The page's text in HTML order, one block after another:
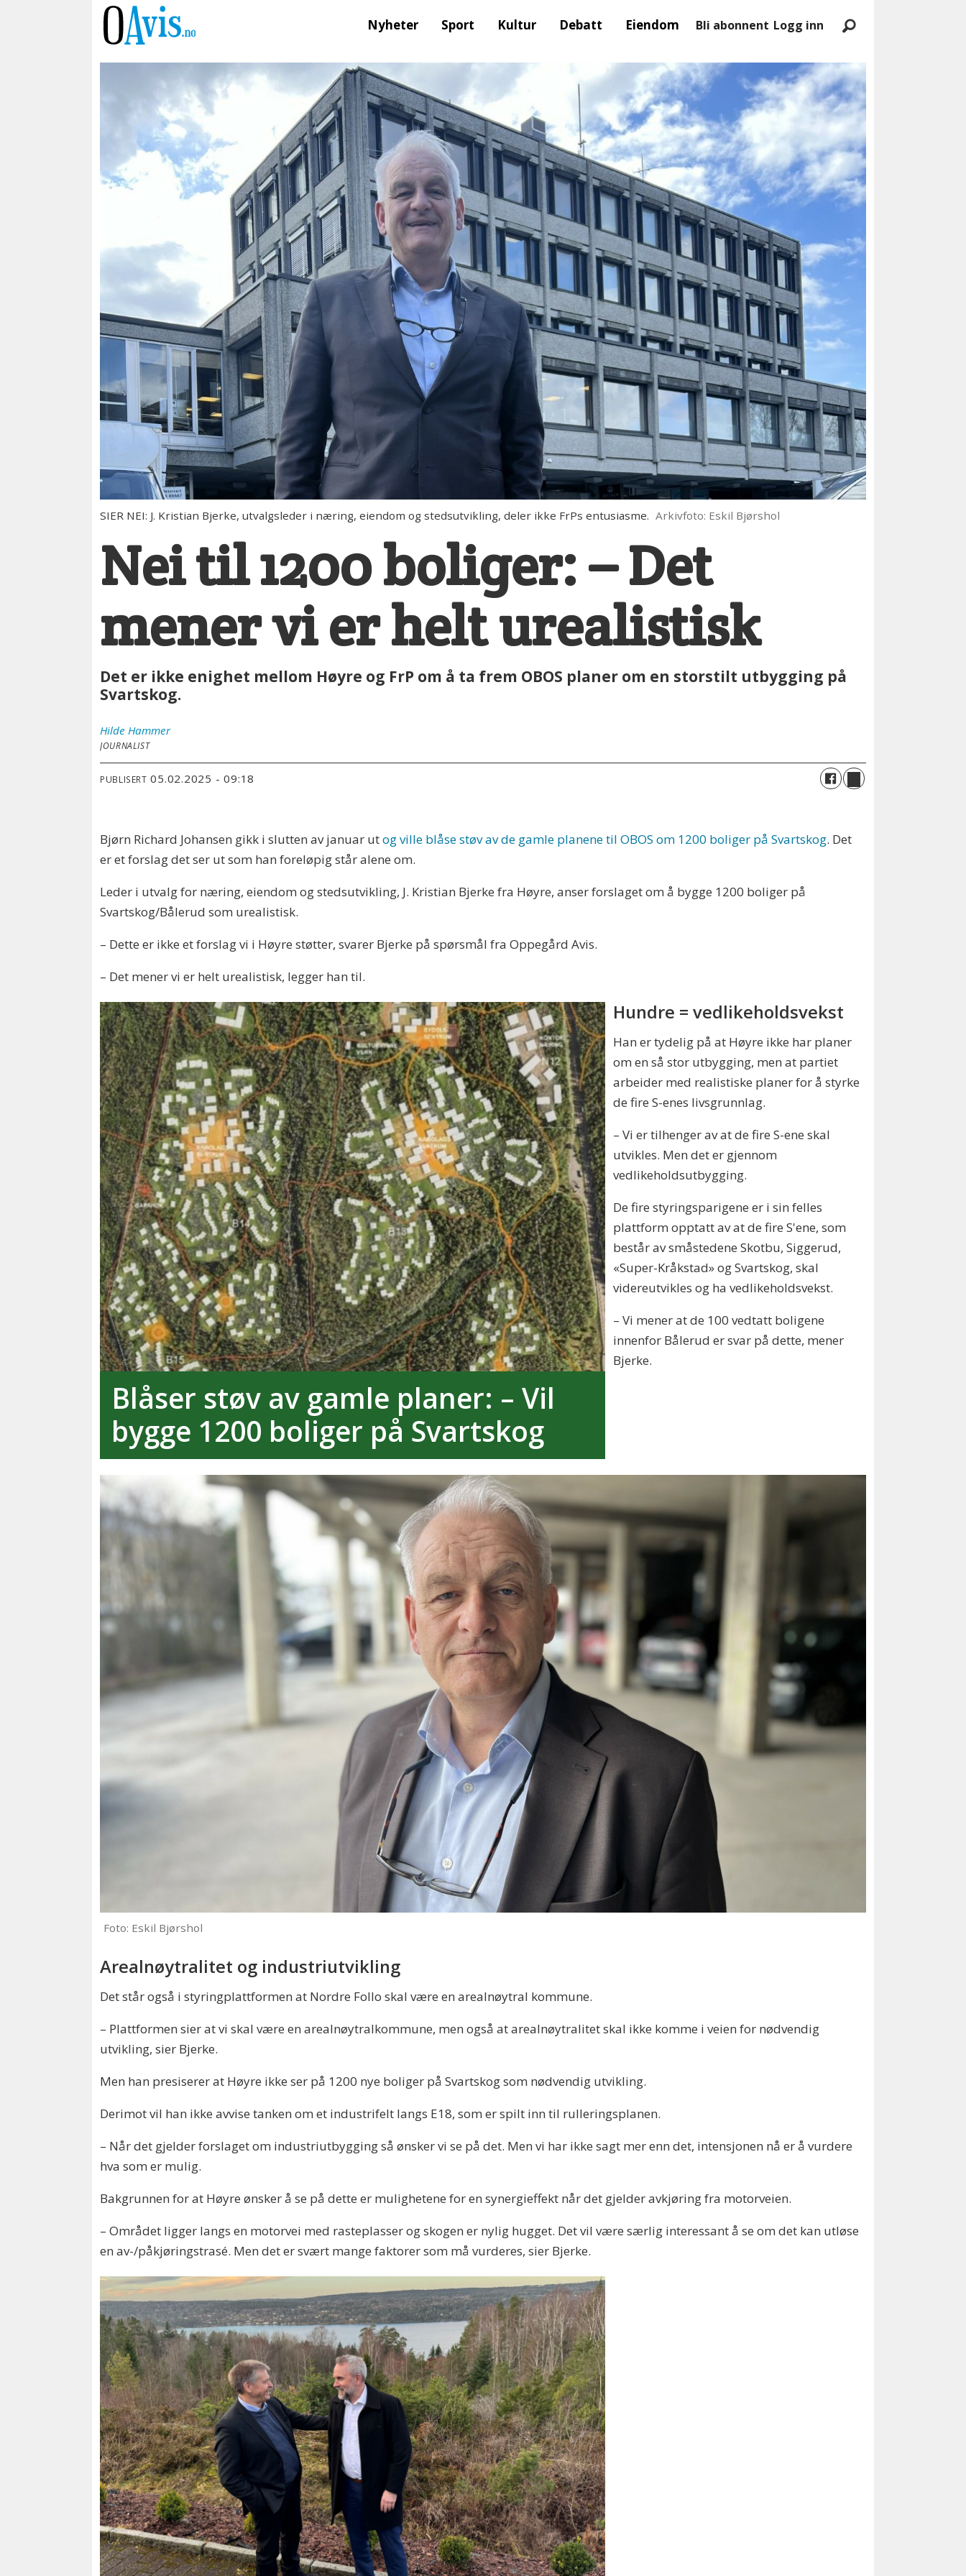
Nyheter Sport Kultur Debatt Eiendom Bli abonnent Logg inn
SIER NEI: J. Kristian Bjerke, utvalgsleder i næring, eiendom og stedsutvikling, deler ikke FrPs entusiasme. Arkivfoto: Eskil Bjørshol
Nei til 1200 boliger: – Det
mener vi er helt urealistisk
Det er ikke enighet mellom Høyre og FrP om å ta frem OBOS planer om en storstilt utbygging på
Svartskog.
Hilde Hammer
JOURNALIST
PUBLISERT 05.02.2025 - 09:18
Bjørn Richard Johansen gikk i slutten av januar utog ville blåse støv av de gamle planene til OBOS om 1200 boliger på Svartskog. Det
er et forslag det ser ut som han foreløpig står alene om.
Leder i utvalg for næring, eiendom og stedsutvikling, J. Kristian Bjerke fra Høyre, anser forslaget om å bygge 1200 boliger på
Svartskog/Bålerud som urealistisk.
– Dette er ikke et forslag vi i Høyre støtter, svarer Bjerke på spørsmål fra Oppegård Avis.
– Det mener vi er helt urealistisk, legger han til.
Blåser støv av gamle planer: – Vil
bygge 1200 boliger på Svartskog
Hundre = vedlikeholdsvekst
Han er tydelig på at Høyre ikke har planer
om en så stor utbygging, men at partiet
arbeider med realistiske planer for å styrke
de fire S-enes livsgrunnlag.
– Vi er tilhenger av at de fire S-ene skal
utvikles. Men det er gjennom
vedlikeholdsutbygging.
De fire styringsparigene er i sin felles
plattform opptatt av at de fire S'ene, som
består av småstedene Skotbu, Siggerud,
«Super-Kråkstad» og Svartskog, skal
videreutvikles og ha vedlikeholdsvekst.
– Vi mener at de 100 vedtatt boligene
innenfor Bålerud er svar på dette, mener
Bjerke.
Foto: Eskil Bjørshol
Arealnøytralitet og industriutvikling
Det står også i styringplattformen at Nordre Follo skal være en arealnøytral kommune.
– Plattformen sier at vi skal være en arealnøytralkommune, men også at arealnøytralitet skal ikke komme i veien for nødvendig
utvikling, sier Bjerke.
Men han presiserer at Høyre ikke ser på 1200 nye boliger på Svartskog som nødvendig utvikling.
Derimot vil han ikke avvise tanken om et industrifelt langs E18, som er spilt inn til rulleringsplanen.
– Når det gjelder forslaget om industriutbygging så ønsker vi se på det. Men vi har ikke sagt mer enn det, intensjonen nå er å vurdere
hva som er mulig.
Bakgrunnen for at Høyre ønsker å se på dette er mulighetene for en synergieffekt når det gjelder avkjøring fra motorveien.
– Området ligger langs en motorvei med rasteplasser og skogen er nylig hugget. Det vil være særlig interessant å se om det kan utløse
en av-/påkjøringstrasé. Men det er svært mange faktorer som må vurderes, sier Bjerke.